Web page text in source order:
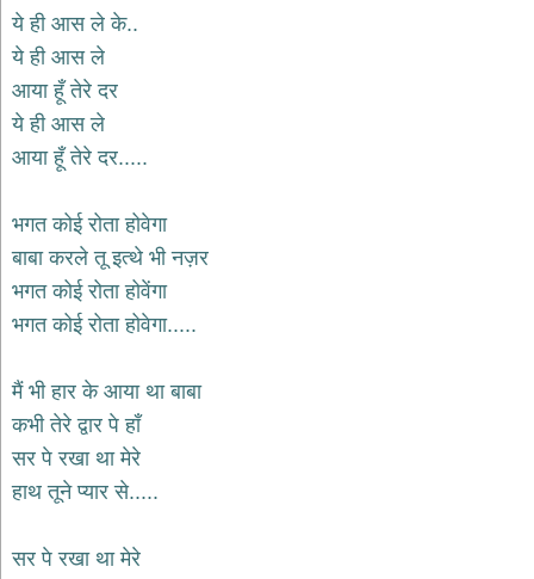
भजन
miscellaneous
bhajans
विष्णु
भजन
vishnu
bhajans
बालक
नाथ
भजन
baba
nath
bhajans
देश
भक्ति
भजन
patriotic
bhajans
खाटू
भजन
ये ही आस ले के..
ये ही आस ले
आया हूँ तेरे दर
ये ही आस ले
आया हूँ तेरे दर.....
भगत कोई रोता होवेगा
बाबा करले तू इत्थे भी नज़र
भगत कोई रोता होवेंगा
भगत कोई रोता होवेगा.....
मैं भी हार के आया था बाबा
कभी तेरे द्वार पे हाँ
सर पे रखा था मेरे
हाथ तूने प्यार से.....
सर पे रखा था मेरे